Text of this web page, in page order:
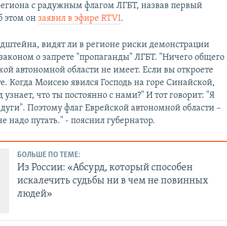
с радужным флагом ЛГБТ, назвав первый
этом онзаявил в эфире RTVI.
видят ли в регионе риски демонстрации
о запрете "пропаганды" ЛГБТ. "Ничего общего
автономной области не имеет. Если вы откроете
Когда Моисею явился Господь на горе Синайской,
что ты постоянно с нами?" И тот говорит: "Я
Поэтому флаг Еврейской автономной области –
надо путать." - пояснил губернатор.
БОЛЬШЕ ПО ТЕМЕ:
Из России: «Абсурд, который способен
искалечить судьбы ни в чем не повинных
людей»